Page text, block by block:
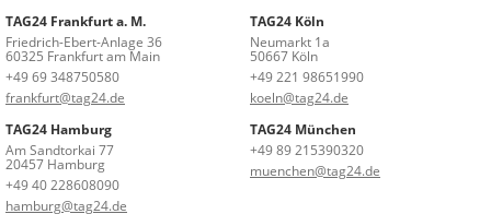
TAG24 Frankfurt a. M.
Friedrich-Ebert-Anlage 36
60325 Frankfurt am Main
+49 69 348750580
frankfurt@tag24.de
TAG24 Köln
Neumarkt 1a
50667 Köln
+49 221 98651990
koeln@tag24.de
TAG24 Hamburg
Am Sandtorkai 77
20457 Hamburg
+49 40 228608090
hamburg@tag24.de
TAG24 München
+49 89 215390320
muenchen@tag24.de